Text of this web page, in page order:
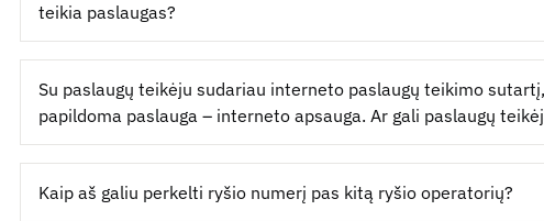
teikia paslaugas?
Su paslaugų teikėju sudariau interneto paslaugų teikimo
papildoma paslauga – interneto apsauga. Ar gali paslaugų
Kaip aš galiu perkelti ryšio numerį pas kitą ryšio operatorių?